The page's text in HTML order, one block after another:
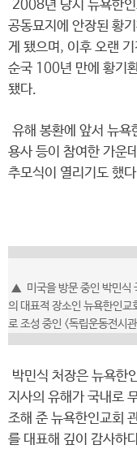
2008년 당시 뉴욕한
공동묘지에 안장된 황
게 됐으며, 이후 오랜
순국 100년 만에 황기
됐다.
유해 봉환에 앞서 뉴욕
용사 등이 참여한 가운
추모식이 열리기도 했
▲ 미국을 방문 중인 박민식
의 대표적 장소인 뉴욕한인
로 조성 중인 <독립운동전
박민식 처장은 뉴욕한
지사의 유해가 국내로
조해 준 뉴욕한인교회
를 대표해 깊이 감사하